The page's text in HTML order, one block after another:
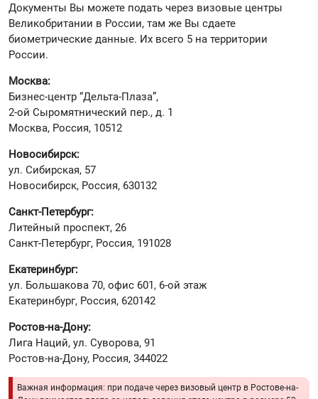
Документы Вы можете подать через визовые центры
Великобритании в России, там же Вы сдаете
биометрические данные. Их всего 5 на территории
России.
Москва:
Бизнес-центр “Дельта-Плаза”,
2-ой Сыромятнический пер., д. 1
Москва, Россия, 10512
Новосибирск:
ул. Сибирская, 57
Новосибирск, Россия, 630132
Санкт-Петербург:
Литейный проспект, 26
Санкт-Петербург, Россия, 191028
Екатеринбург:
ул. Большакова 70, офис 601, 6-ой этаж
Екатеринбург, Россия, 620142
Ростов-на-Дону:
Лига Наций, ул. Суворова, 91
Ростов-на-Дону, Россия, 344022
Важная информация: при подаче через визовый центр в Ростове-на-